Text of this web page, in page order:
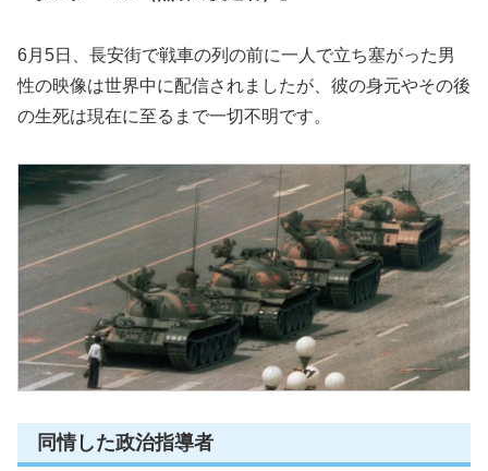
6月5日、長安街で戦車の列の前に一人で立ち塞がった男
性の映像は世界中に配信されましたが、彼の身元やその後
の生死は現在に至るまで一切不明です。
同情した政治指導者